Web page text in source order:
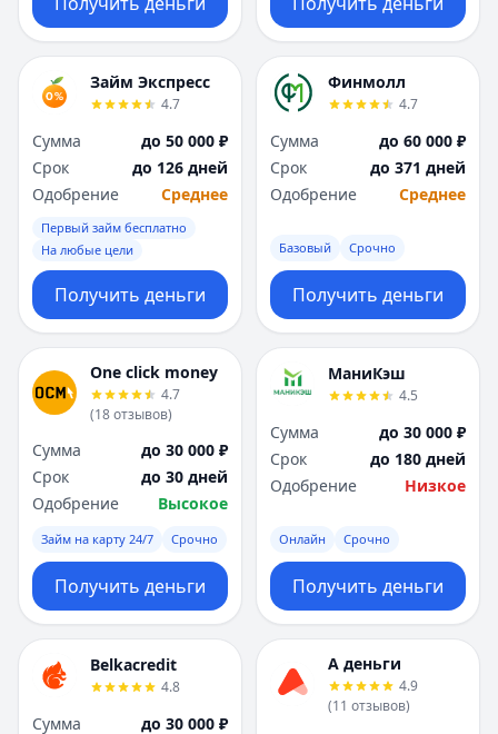
Займ Экспресс
4.7
Сумма
до 50 000 ₽
Срок
до 126 дней
Одобрение
Среднее
Первый займ бесплатно
На любые цели
Получить деньги
Финмолл
4.7
Сумма
до 60 000 ₽
Срок
до 371 дней
Одобрение
Среднее
Базовый Срочно
Получить деньги
One click money
4.7
(18отзывов)
Сумма
до 30 000 ₽
Срок
до 30 дней
Одобрение
Высокое
Займ на карту 24/7 Срочно
Получить деньги
МаниКэш
4.5
Сумма
до 30 000 ₽
Срок
до 180 дней
Одобрение
Низкое
Онлайн Срочно
Получить деньги
Belkacredit
4.8
Сумма
до 30 000 ₽
А деньги
4.9
(11 отзывов)